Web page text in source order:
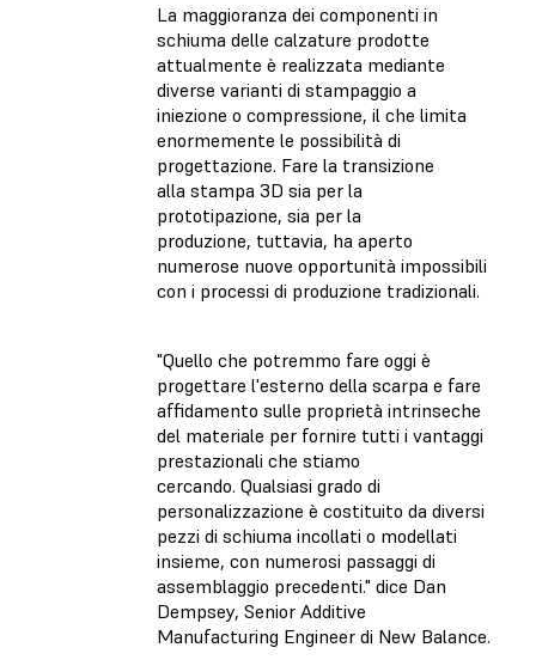
La maggioranza dei componenti in
schiuma delle calzature prodotte
attualmente è realizzata mediante
diverse varianti di stampaggio a
iniezione o compressione, il che limita
enormemente le possibilità di
progettazione. Fare la transizione
alla stampa 3D sia per la
prototipazione, sia per la
produzione, tuttavia, ha aperto
numerose nuove opportunità impossibili
con i processi di produzione tradizionali.
"Quello che potremmo fare oggi è
progettare l'esterno della scarpa e fare
affidamento sulle proprietà intrinseche
del materiale per fornire tutti i vantaggi
prestazionali che stiamo
cercando. Qualsiasi grado di
personalizzazione è costituito da diversi
pezzi di schiuma incollati o modellati
insieme, con numerosi passaggi di
assemblaggio precedenti." dice Dan
Dempsey, Senior Additive
Manufacturing Engineer di New Balance.